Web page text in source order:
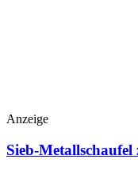
Anzeige
Sieb-